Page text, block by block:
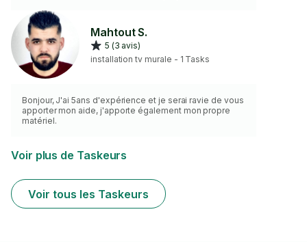
Mahtout S.
5 (3 avis)
installation tv murale - 1 Tasks
Bonjour, J'ai 5ans d'expérience et je serai ravie de vous
apporter mon aide, j'apporte également mon propre
matériel.
Voir plus de Taskeurs
Voir tous les Taskeurs